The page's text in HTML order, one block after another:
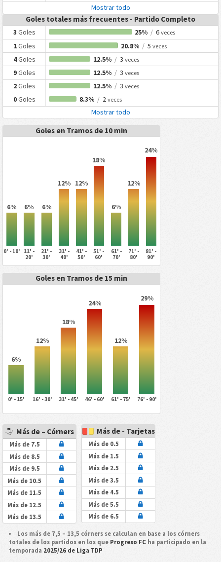
Mostrar todo
Goles totales más frecuentes - Partido Completo
3 Goles 25% / 6veces
1Goles 20.8% / 5veces
4Goles 12.5% /3 veces
9Goles 12.5% /3 veces
2Goles 12.5% /3 veces
0Goles 8.3% /2 veces
Mostrar todo
Goles en Tramos de 10 min
6% 6% 6%
12% 12%
18%
6%
12%
24%
0' - 10'
11' -
20'
21' -
30'
31' -
40'
41' -
50'
51' -
60'
61' -
70'
71' -
80'
81' -
90'
Goles en Tramos de 15 min
6%
12%
18%
24%
12%
29%
0' - 15' 16' - 30' 31' - 45' 46' - 60' 61' - 75' 76' - 90'
Más de – Córners
Más de 7.5
Más de 8.5
Más de 9.5
Más de 10.5
Más de 11.5
Más de 12.5
Más de 13.5
Más de - Tarjetas
Más de 0.5
Más de 1.5
Más de 2.5
Más de 3.5
Más de 4.5
Más de 5.5
Más de 6.5
Los más de 7,5 – 13,5 córners se calculan en base a los córners
totales de los partidos en los que Progreso FCha participado en la
temporada 2025/26 de Liga TDP